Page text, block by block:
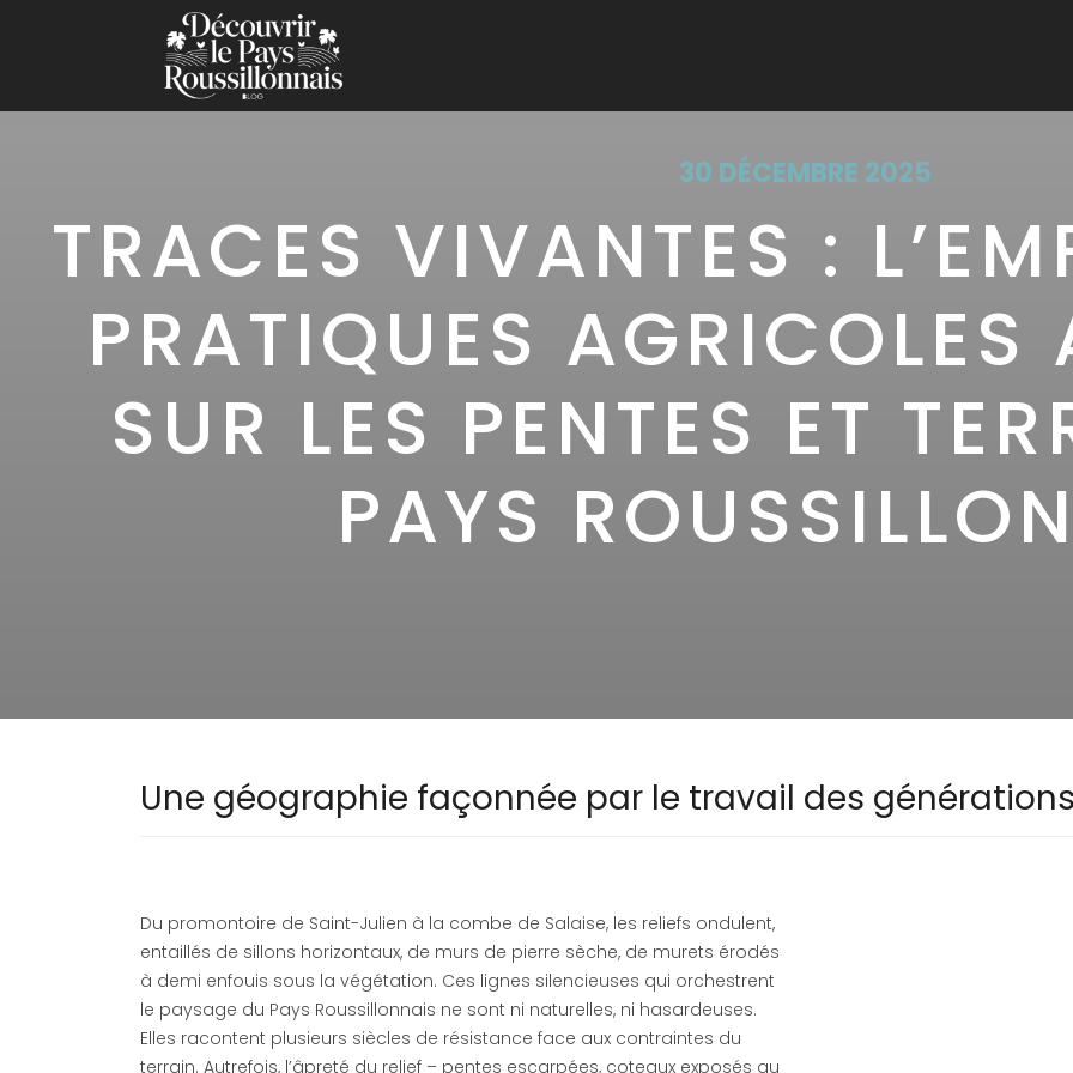
30 DÉCEMBRE 2025
TRACES VIVANTES :
PRATIQUES AGRICOLES
SUR LES PENTES ET
PAYS
Une géographie façonnée par le travail des
Du promontoire de Saint-Julien à la combe de Salaise, les reliefs ondulent,
entaillés de sillons horizontaux, de murs de pierre sèche, de murets érodés
à demi enfouis sous la végétation. Ces lignes silencieuses qui orchestrent
le paysage du Pays Roussillonnais ne sont ni naturelles, ni hasardeuses.
Elles racontent plusieurs siècles de résistance face aux contraintes du
terrain. Autrefois, l’âpreté du relief – pentes escarpées, coteaux exposés au